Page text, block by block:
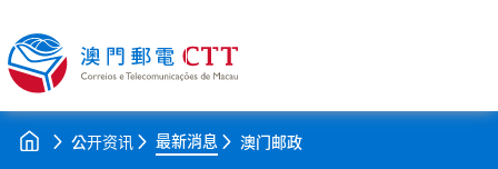
公开资讯 最新消息 澳门邮政